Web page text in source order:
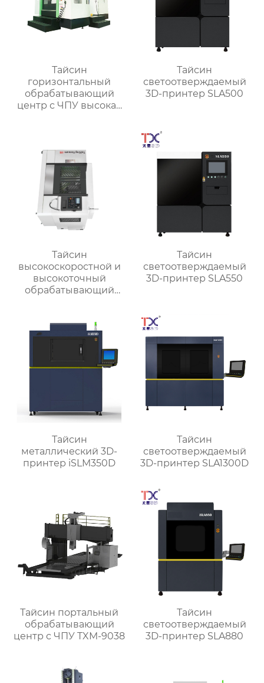
Тайсин
горизонтальный
обрабатывающий
центр с ЧПУ высокая
Тайсин
светоотверждаемый
3D-принтер SLA500
Тайсин
высокоскоростной и
высокоточный
обрабатывающий
Тайсин
светоотверждаемый
3D-принтер SLA550
Тайсин
металлический 3D-
принтер iSLM350D
Тайсин
светоотверждаемый
3D-принтер SLA1300D
Тайсин портальный
обрабатывающий
центр с ЧПУ TXM-9038
Тайсин
светоотверждаемый
3D-принтер SLA880